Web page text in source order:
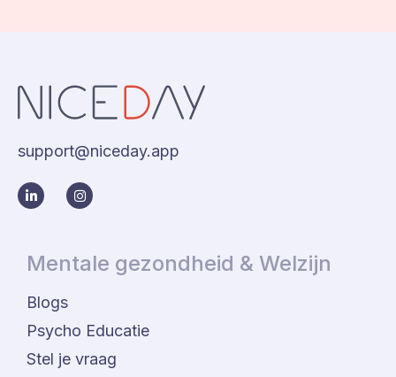
support@niceday.app
Mentale gezondheid & Welzijn
Blogs
Psycho Educatie
Stel je vraag